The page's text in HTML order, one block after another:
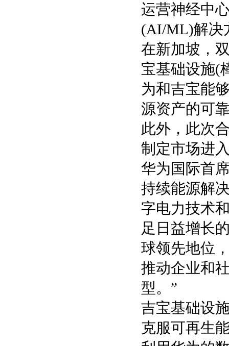
运营神经中
(AI/ML)解决
在新加坡，
宝基础设施(
为和吉宝能
源资产的可
此外，此次
制定市场进
华为国际首
持续能源解
字电力技术
足日益增长
球领先地位
推动企业和
型。”
吉宝基础设
克服可再生